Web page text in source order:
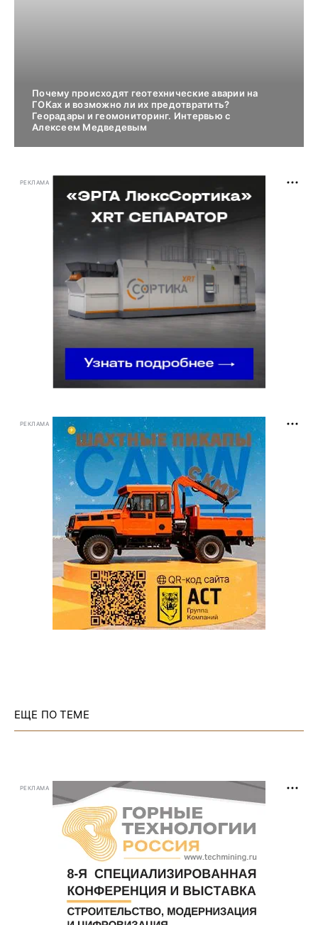
Почему происходят геотехнические аварии на
ГОКах и возможно ли их предотвратить?
Георадары и геомониторинг. Интервью с
Алексеем Медведевым
РЕКЛАМА
РЕКЛАМА
ЕЩЕ ПО ТЕМЕ
РЕКЛАМА